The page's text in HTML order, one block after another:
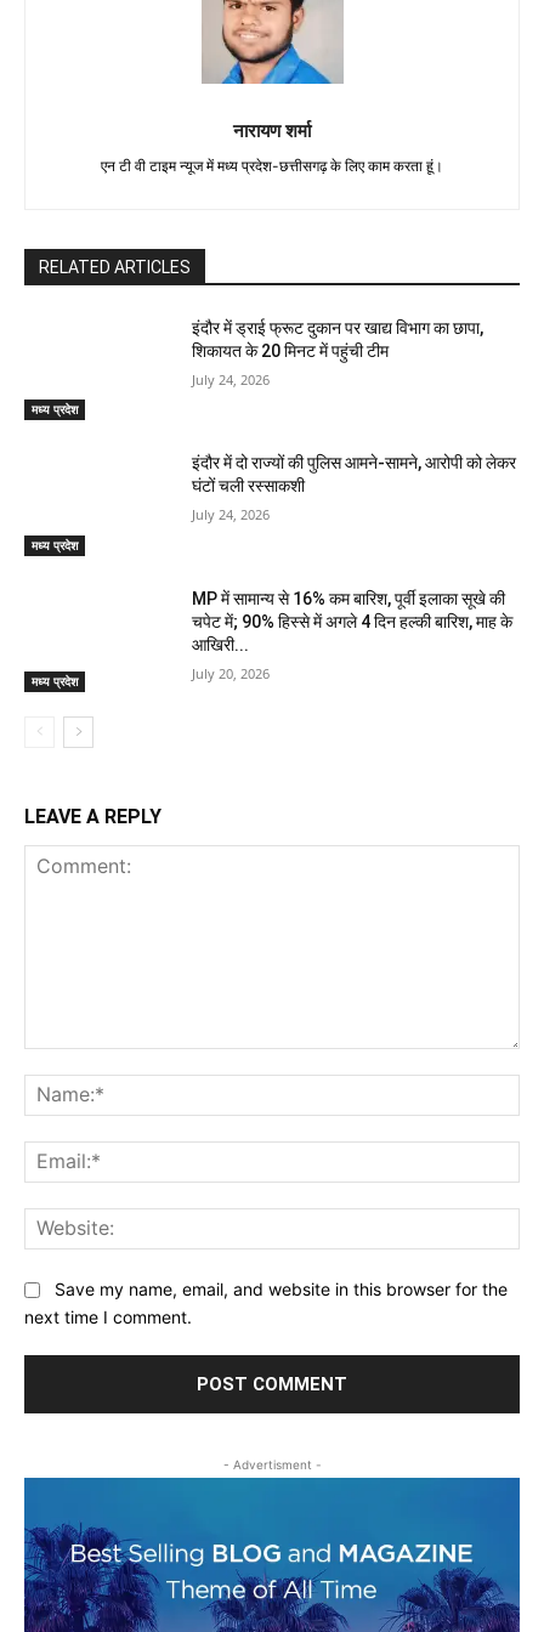
नारायण शर्मा
एन टी वी टाइम न्यूज में मध्य प्रदेश-छत्तीसगढ़ के लिए काम करता हूं।
RELATED ARTICLES
मध्य प्रदेश
इंदौर में ड्राई फ्रूट दुकान पर खाद्य विभाग का छापा,
शिकायत के 20 मिनट में पहुंची टीम
July 24, 2026
मध्य प्रदेश
इंदौर में दो राज्यों की पुलिस आमने-सामने, आरोपी को लेकर
घंटों चली रस्साकशी
July 24, 2026
मध्य प्रदेश
MP में सामान्य से 16% कम बारिश, पूर्वी इलाका सूखे की
चपेट में; 90% हिस्से में अगले 4 दिन हल्की बारिश, माह के
आखिरी...
July 20, 2026
LEAVE A REPLY
Save my name, email, and website in this browser for the
next time I comment.
- Advertisment -